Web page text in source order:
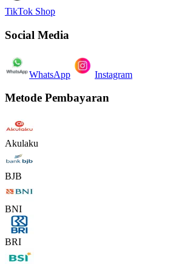
TikTok Shop
Social Media
WhatsApp Instagram
Metode Pembayaran
Akulaku
BJB
BNI
BRI